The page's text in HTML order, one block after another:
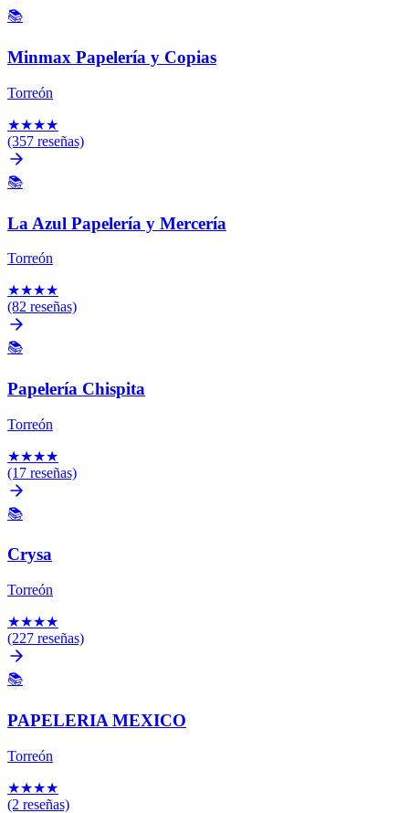
📚
Minmax Papelería y Copias
Torreón
★★★★
(357 reseñas)
📚
La Azul Papelería y Mercería
Torreón
★★★★
(82 reseñas)
📚
Papelería Chispita
Torreón
★★★★
(17 reseñas)
📚
Crysa
Torreón
★★★★
(227 reseñas)
📚
PAPELERIA MEXICO
Torreón
★★★★
(2 reseñas)